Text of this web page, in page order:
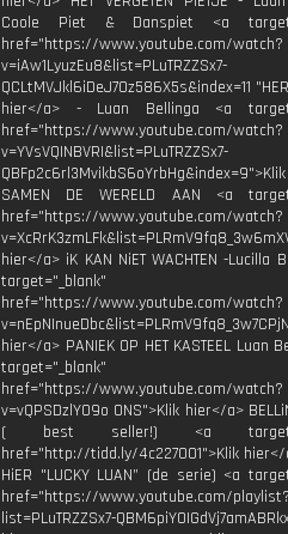
Coole Piet & Danspiet <a
href="https://www.youtube.com/watch?
v=iAw1LyuzEu8&list=PLuTRZZSx7-
QCLtMVJkl6iDeJ7Oz586X5s&index=11
hier</a> - Luan Bellinga <a
href="https://www.youtube.com/watch?
v=YVsVQINBVRI&list=PLuTRZZSx7-
SAMEN DE WERELD AAN <a
href="https://www.youtube.com/watch?
hier</a> iK KAN NiET WACHTEN -Lucilla
target="_blank"
href="https://www.youtube.com/watch?
hier</a> PANIEK OP HET KASTEEL Luan
target="_blank"
href="https://www.youtube.com/watch?
v=vQPSDzlYO9o ONS">Klik hier</a>
( best seller!) <a
href="http://tidd.ly/4c227001">Klik hier</
HiER "LUCKY LUAN” (de serie) <a
href="https://www.youtube.com/
list=PLuTRZZSx7-